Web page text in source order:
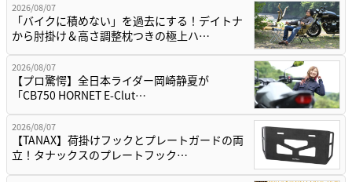
2026/08/07
「バイクに積めない」を過去にする！デイトナ
から肘掛け＆高さ調整枕つきの極上ハ…
2026/08/07
【プロ驚愕】全日本ライダー岡崎静夏が
「CB750 HORNET E-Clut…
2026/08/07
【TANAX】荷掛けフックとプレートガードの両
立！タナックスのプレートフック…